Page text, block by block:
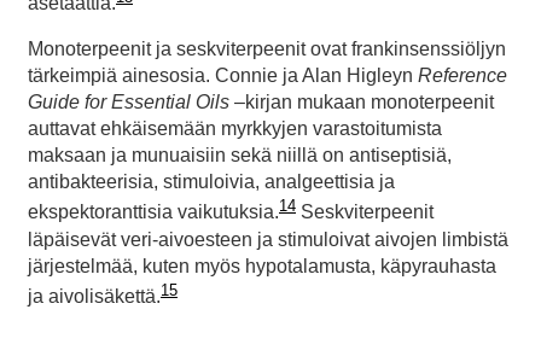
Monoterpeenit ja seskviterpeenit ovat frankinsenssiöljyn
tärkeimpiä ainesosia. Connie ja Alan Higleyn Reference
Guide for Essential Oils –kirjan mukaan monoterpeenit
auttavat ehkäisemään myrkkyjen varastoitumista
maksaan ja munuaisiin sekä niillä on antiseptisiä,
antibakteerisia, stimuloivia, analgeettisia ja
ekspektoranttisia vaikutuksia.14 Seskviterpeenit
läpäisevät veri-aivoesteen ja stimuloivat aivojen limbistä
järjestelmää, kuten myös hypotalamusta, käpyrauhasta
ja aivolisäkettä.15